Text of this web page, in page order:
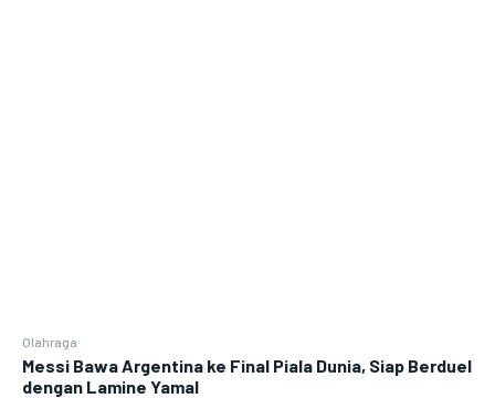
Olahraga
Messi Bawa Argentina ke Final Piala Dunia, Siap Berduel
dengan Lamine Yamal